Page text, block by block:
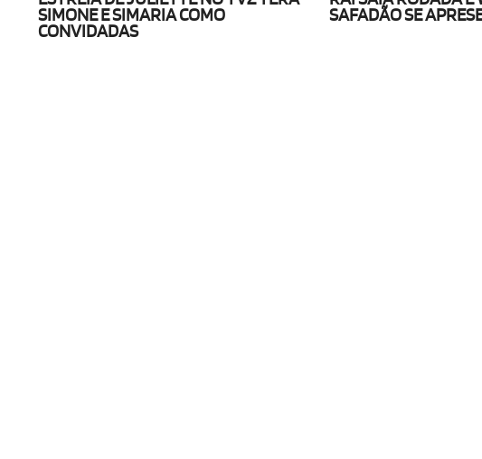
SIMONE E SIMARIA COMO
CONVIDADAS
SAFADÃO SE